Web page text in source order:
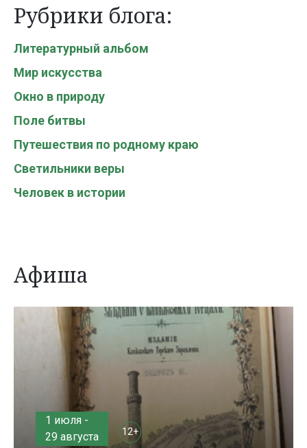
Рубрики блога:
Литературный альбом
Мир искусства
Окно в природу
Поле битвы
Путешествия по родному краю
Светильники веры
Человек в истории
Афиша
1 июля -
29 августа
12+